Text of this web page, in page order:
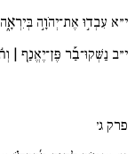
י״א עִבְד֣וּ אֶת־יְהֹוָ֣ה
י״ב נַשְּׁקוּ־בַ֡ר פֶּן־יֶאֱנַ֚ף |
פרק ג׳